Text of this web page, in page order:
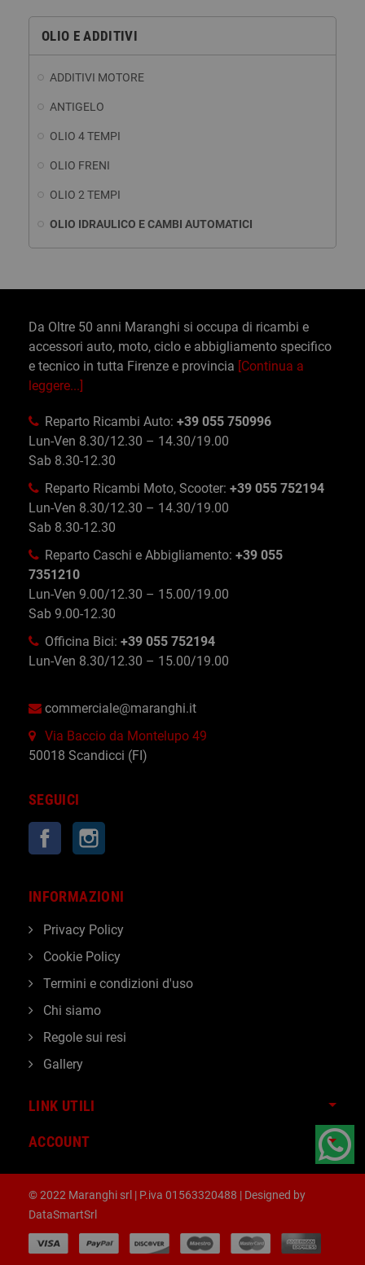
OLIO E ADDITIVI
ADDITIVI MOTORE
ANTIGELO
OLIO 4 TEMPI
OLIO FRENI
OLIO 2 TEMPI
OLIO IDRAULICO E CAMBI AUTOMATICI
Da Oltre 50 anni Maranghi si occupa di ricambi e
accessori auto, moto, ciclo e abbigliamento specifico
e tecnico in tutta Firenze e provincia [Continua a
leggere...]
Reparto Ricambi Auto: +39 055 750996
Lun-Ven 8.30/12.30 – 14.30/19.00
Sab 8.30-12.30
Reparto Ricambi Moto, Scooter: +39 055 752194
Lun-Ven 8.30/12.30 – 14.30/19.00
Sab 8.30-12.30
Reparto Caschi e Abbigliamento: +39 055
7351210
Lun-Ven 9.00/12.30 – 15.00/19.00
Sab 9.00-12.30
Officina Bici: +39 055 752194
Lun-Ven 8.30/12.30 – 15.00/19.00
commerciale@maranghi.it
Via Baccio da Montelupo 49
50018 Scandicci (FI)
SEGUICI
Facebook
LINK UTILI
ACCOUNT
INFORMAZIONI
Privacy Policy
Cookie Policy
Termini e condizioni d'uso
Chi siamo
Regole sui resi
Gallery
© 2022 Maranghi srl | P.iva 01563320488 | Designed by
DataSmartSrl